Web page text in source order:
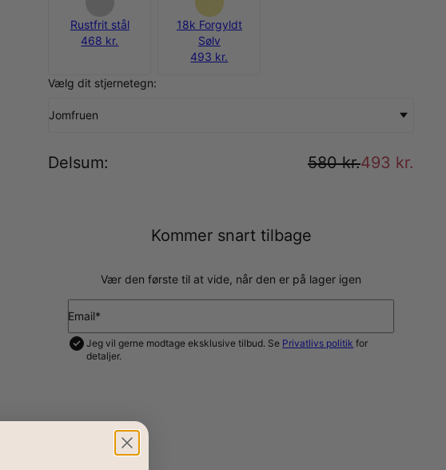
Rustfrit stål
468 kr.
18k Forgyldt
Sølv
493 kr.
Vælg dit stjernetegn:
Jomfruen
Delsum: 580 kr.493 kr.
Kommer snart tilbage
Vær den første til at vide, når den er på lager igen
Email*
Jeg vil gerne modtage eksklusive tilbud. Se Privatlivs politik for
detaljer.